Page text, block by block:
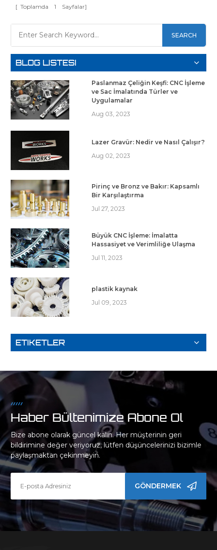
[ Toplamda 1 Sayfalar]
SEARCH
BLOG LISTESI
Paslanmaz Çeliğin Keşfi: CNC İşleme
ve Sac İmalatında Türler ve
Uygulamalar
Aug 03, 2023
Lazer Gravür: Nedir ve Nasıl Çalışır?
Aug 02, 2023
Pirinç ve Bronz ve Bakır: Kapsamlı
Bir Karşılaştırma
Jul 27, 2023
Büyük CNC İşleme: İmalatta
Hassasiyet ve Verimliliğe Ulaşma
Jul 11, 2023
plastik kaynak
Jul 09, 2023
ETIKETLER
Haber Bültenimize Abone Ol
Bize abone olarak güncel kalın. Her müşterinin geri
bildirimine değer veriyoruz, lütfen düşüncelerinizi bizimle
paylaşmaktan çekinmeyin.
GÖNDERMEK